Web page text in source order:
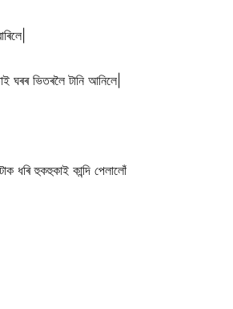
ঘৰৰ ভিতৰলৈ টানি আনিলে|
ধৰি হুকহুকাই কান্দি পেলালোঁ